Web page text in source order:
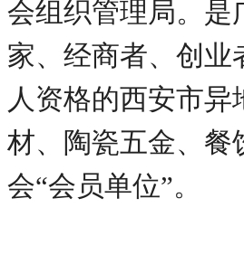
会组织管理局。是
家、经商者、创业
人资格的西安市
材、陶瓷五金、餐
会“会员单位”。